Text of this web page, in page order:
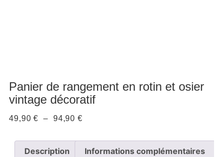
Panier de rangement en rotin et osier
vintage décoratif
49,90€ – 94,90€
Description Informations complémentaires